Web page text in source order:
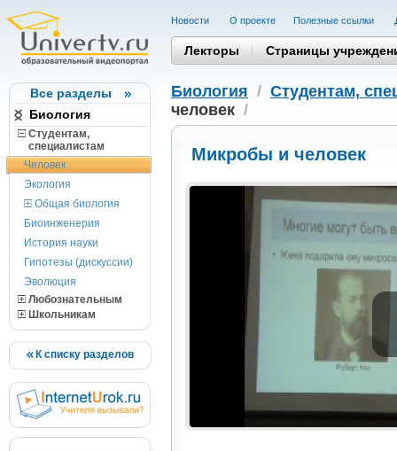
Все разделы
Биология
Студентам,
cпециалистам
Человек
Экология
Общая биология
Биоинженерия
История науки
Гипотезы (дискуссии)
Эволюция
Любознательным
Школьникам
К списку разделов
Новости О проекте Полезные cсылки
Лекторы Страницы
Биология / Студентам,
человек /
Микробы и человек